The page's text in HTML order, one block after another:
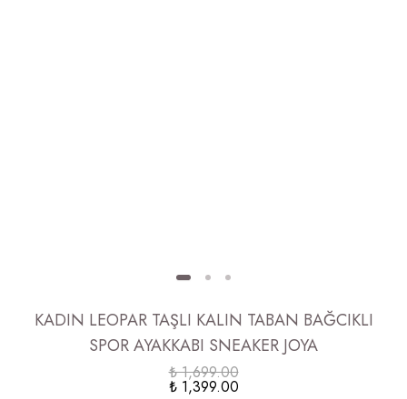
KADIN LEOPAR TAŞLI KALIN TABAN BAĞCIKLI
SPOR AYAKKABI SNEAKER JOYA
₺ 1,699.00
₺ 1,399.00